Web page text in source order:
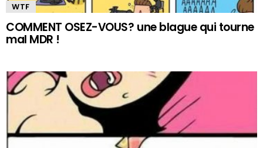
WTF
COMMENT OSEZ-VOUS? une blague qui tourne
mal MDR !